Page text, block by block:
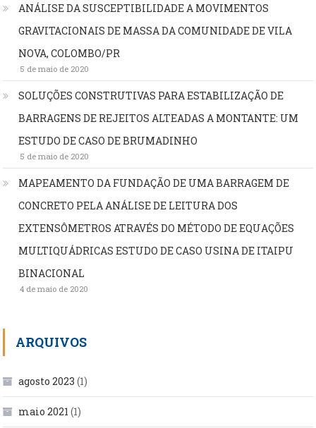
ANÁLISE DA SUSCEPTIBILIDADE A MOVIMENTOS
GRAVITACIONAIS DE MASSA DA COMUNIDADE DE VILA
NOVA, COLOMBO/PR
5 de maio de 2020
SOLUÇÕES CONSTRUTIVAS PARA ESTABILIZAÇÃO DE
BARRAGENS DE REJEITOS ALTEADAS A MONTANTE: UM
ESTUDO DE CASO DE BRUMADINHO
5 de maio de 2020
MAPEAMENTO DA FUNDAÇÃO DE UMA BARRAGEM DE
CONCRETO PELA ANÁLISE DE LEITURA DOS
EXTENSÔMETROS ATRAVÉS DO MÉTODO DE EQUAÇÕES
MULTIQUÁDRICAS ESTUDO DE CASO USINA DE ITAIPU
BINACIONAL
4 de maio de 2020
ARQUIVOS
agosto 2023 (1)
maio 2021 (1)